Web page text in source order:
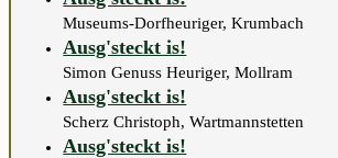
Museums-Dorfheuriger, Krumbach
Ausg'steckt is!
Simon Genuss Heuriger, Mollram
Ausg'steckt is!
Scherz Christoph, Wartmannstetten
Ausg'steckt is!